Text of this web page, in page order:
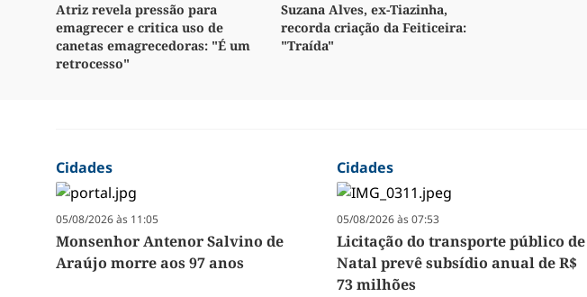
Atriz revela pressão para
emagrecer e critica uso de
canetas emagrecedoras: "É um
retrocesso"
Suzana Alves, ex-Tiazinha,
recorda criação da Feiticeira:
"Traída"
Cidades
05/08/2026 às 11:05
Monsenhor Antenor Salvino de
Araújo morre aos 97 anos
Cidades
05/08/2026 às 07:53
Licitação do transporte público de
Natal prevê subsídio anual de R$
73 milhões